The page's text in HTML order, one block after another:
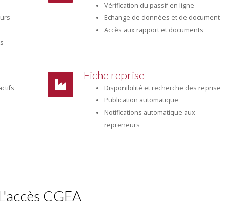
Vérification du passif en ligne
Echange de données et de document
Accès aux rapport et documents
Fiche reprise
Disponibilité et recherche des reprise
Publication automatique
Notifications automatique aux
repreneurs
CGEA